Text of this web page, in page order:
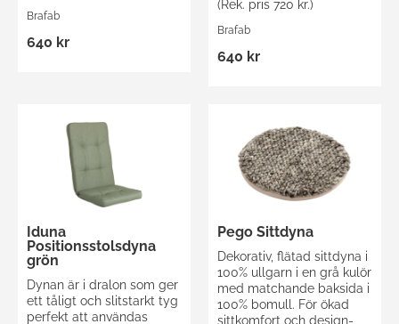
Brafab
640 kr
(Rek. pris 720 kr.)
Brafab
640 kr
Iduna
Positionsstolsdyna
grön
Dynan är i dralon som ger
ett tåligt och slitstarkt tyg
perfekt att användas
Pego Sittdyna
Dekorativ, flätad sittdyna i
100% ullgarn i en grå kulör
med matchande baksida i
100% bomull. För ökad
sittkomfort och design-